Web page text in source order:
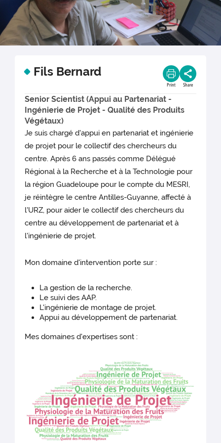
Fils Bernard
Print Share
Senior Scientist (Appui au Partenariat -
Ingénierie de Projet - Qualité des Produits
Végétaux)
Je suis chargé d'appui en partenariat et ingénierie
de projet pour le collectif des chercheurs du
centre. Après 6 ans passés comme Délégué
Régional à la Recherche et à la Technologie pour
la région Guadeloupe pour le compte du MESRI,
je réintègre le centre Antilles-Guyanne, affecté à
l'URZ, pour aider le collectif des chercheurs du
centre au développement de partenariat et à
l'ingénierie de projet.
Mon domaine d'intervention porte sur :
La gestion de la recherche.
Le suivi des AAP.
L'ingénierie de montage de projet.
Appui au développement de partenariat.
Mes domaines d'expertises sont :